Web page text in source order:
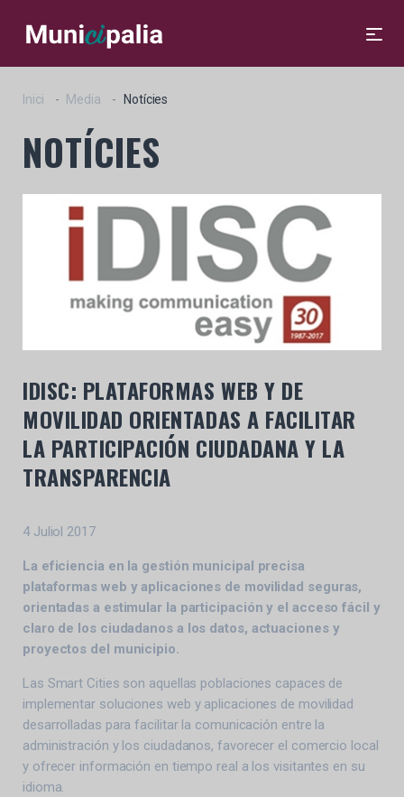
Inici Media Notícies
NOTÍCIES
IDISC: PLATAFORMAS WEB Y DE
MOVILIDAD ORIENTADAS A FACILITAR
LA PARTICIPACIÓN CIUDADANA Y LA
TRANSPARENCIA
4 Juliol 2017
La eficiencia en la gestión municipal precisa
plataformas web y aplicaciones de movilidad seguras,
orientadas a estimular la participación y el acceso fácil y
claro de los ciudadanos a los datos, actuaciones y
proyectos del municipio.
Las Smart Cities son aquellas poblaciones capaces de
implementar soluciones web y aplicaciones de movilidad
desarrolladas para facilitar la comunicación entre la
administración y los ciudadanos, favorecer el comercio local
y ofrecer información en tiempo real a los visitantes en su
idioma.